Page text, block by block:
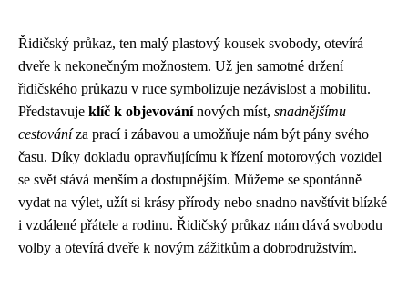
Řidičský průkaz, ten malý plastový kousek svobody, otevírá
dveře k nekonečným možnostem. Už jen samotné držení
řidičského průkazu v ruce symbolizuje nezávislost a mobilitu.
Představuje klíč k objevovánínových míst, snadnějšímu
cestováníza prací i zábavou a umožňuje nám být pány svého
času. Díky dokladu opravňujícímu k řízení motorových vozidel
se svět stává menším a dostupnějším. Můžeme se spontánně
vydat na výlet, užít si krásy přírody nebo snadno navštívit blízké
i vzdálené přátele a rodinu. Řidičský průkaz nám dává svobodu
volby a otevírá dveře k novým zážitkům a dobrodružstvím.